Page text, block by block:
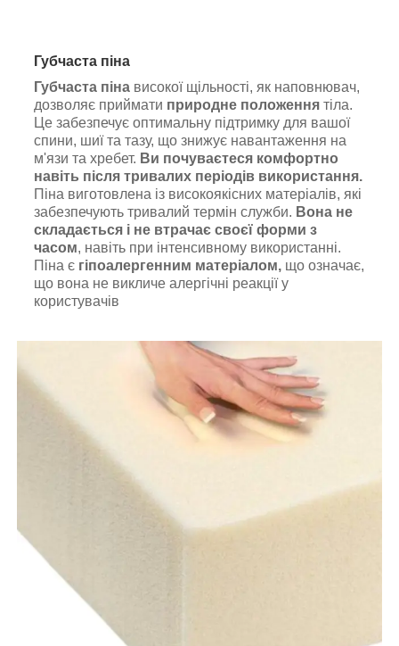
Губчаста піна
Губчаста піна високої щільності, як наповнювач,
дозволяє приймати природне положення тіла.
Це забезпечує оптимальну підтримку для вашої
спини, шиї та тазу, що знижує навантаження на
м'язи та хребет. Ви почуваєтеся комфортно
навіть після тривалих періодів використання.
Піна виготовлена із високоякісних матеріалів, які
забезпечують тривалий термін служби. Вона не
складається і не втрачає своєї форми з
часом, навіть при інтенсивному використанні.
Піна є гіпоалергенним матеріалом, що означає,
що вона не викличе алергічні реакції у
користувачів